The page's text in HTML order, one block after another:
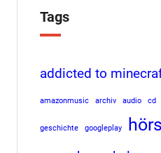
Tags
addicted to
amazonmusic archiv audio cd
geschichte googleplay